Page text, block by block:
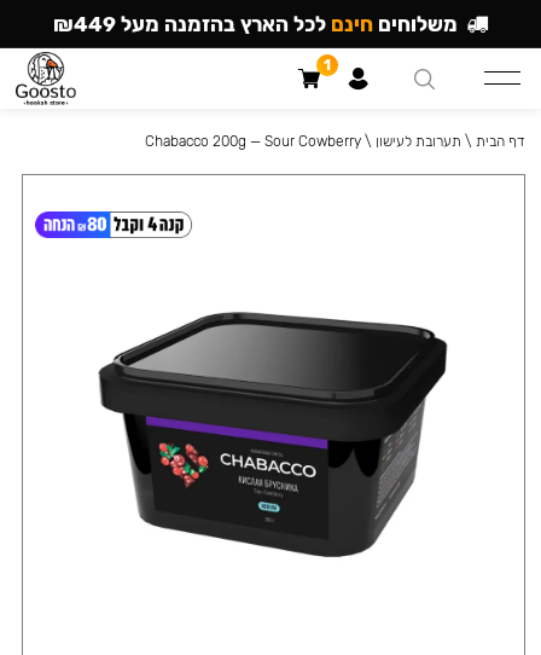
דף הבית \ תערובת לעישון \
Chabacco 200g — Sour Cowberry
משלוחים חינם לכל הארץ בהזמנה מעל ₪449
1